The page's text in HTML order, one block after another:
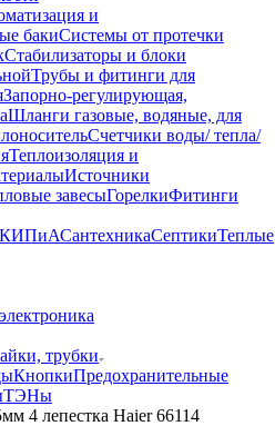
и
бакиСистемы от протечки
Стабилизаторы и блоки
Трубы и фитинги для
Запорно-регулирующая,
Шланги газовые, водяные, для
Счетчики воды/ тепла/
Теплоизоляция и
Источники
завесыГорелкиФитинги
КИПиАСантехникаСептикиТеплые
электроника
трубки
КнопкиПредохранительные
ТЭНы
4 лепестка Haier 66114